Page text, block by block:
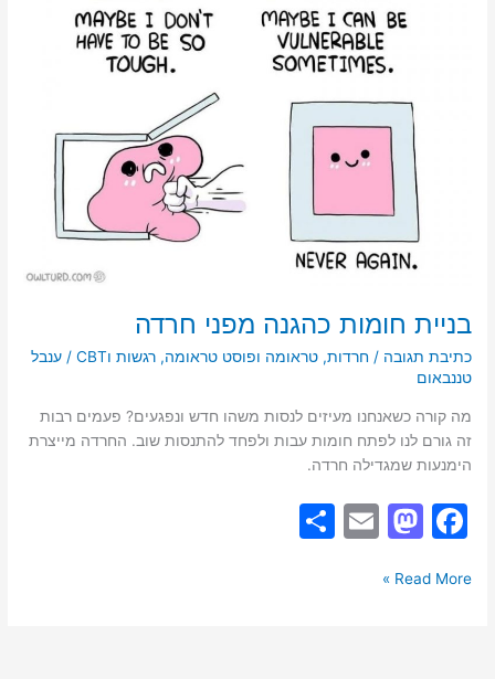
בניית חומות כהגנה מפני חרדה
כתיבת תגובה /חרדות,טראומה ופוסט טראומה,רגשות וCBT /ענבל
טננבאום
מה קורה כשאנחנו מעיזים לנסות משהו חדש ונפגעים? פעמים רבות
זה גורם לנו לפתח חומות עבות ולפחד להתנסות שוב. החרדה מייצרת
הימנעות שמגדילה חרדה.
F
c
M
st
E
Read More »